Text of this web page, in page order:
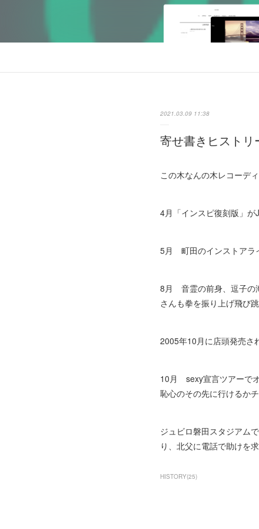
2021.03.09 11:38
寄せ書きヒスト
この木なんの木レコーデ
4月「インスピ復刻版」が
5月 町田のインストアラ
8月 音霊の前身、逗子の
さんも拳を振り上げ飛び跳
2005年10月に店頭発売さ
10月 sexy宣言ツアーで
恥心のその先に行けるか
ジュビロ磐田スタジアム
り、北父に電話で助けを
HISTORY(25)